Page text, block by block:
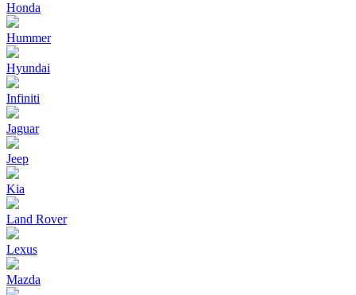
Honda
Hummer
Hyundai
Infiniti
Jaguar
Jeep
Kia
Land Rover
Lexus
Mazda